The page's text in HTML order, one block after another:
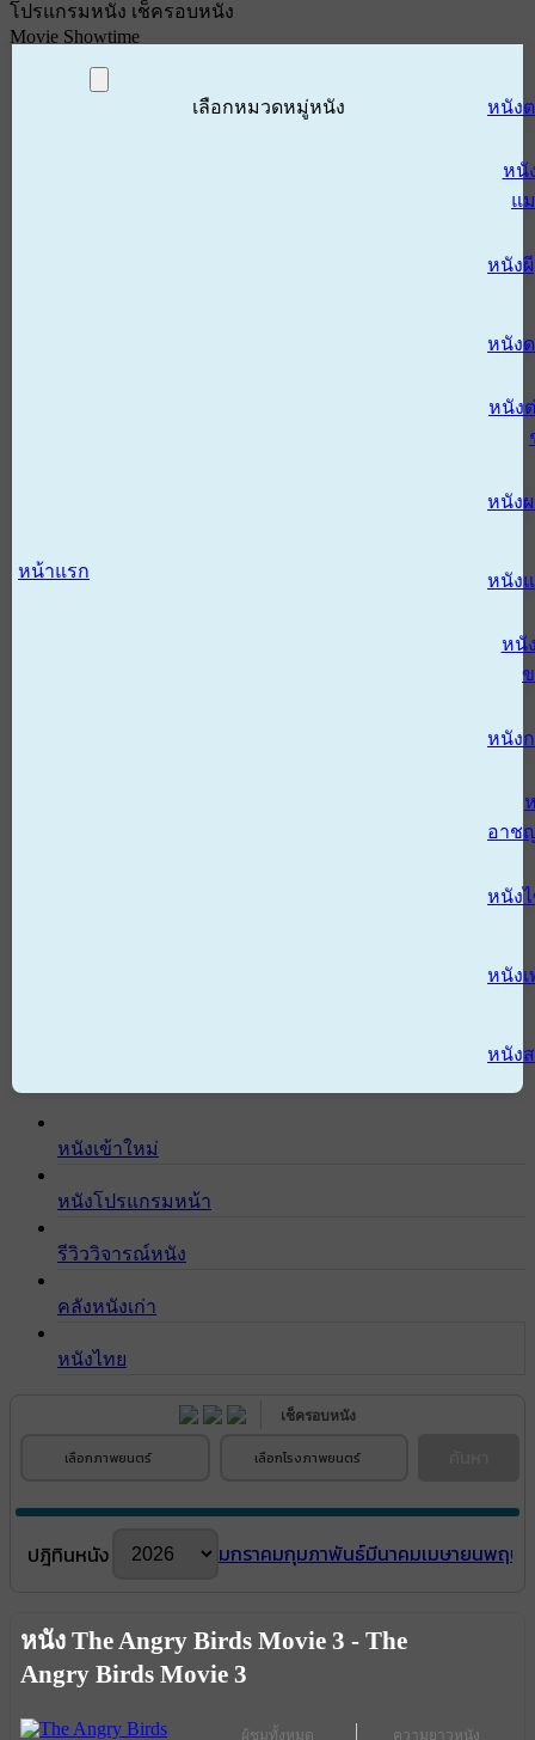
โปรแกรมหนัง เช็ครอบหนัง
Movie Showtime
หน้าแรก
เลือกหมวดหมู่หนัง หนัง
หนั
แ
หนังผี
หนัง
หนัง
หนัง
หนัง
หนั
หนัง
อาช
หนัง
หนังเ
หนัง
หนังเข้าใหม่
หนังโปรแกรมหน้า
รีวิววิจารณ์หนัง
คลังหนังเก่า
หนังไทย
เช็ครอบหนัง
เลือกภาพยนตร์ เลือกโรงภาพยนตร์
ปฎิทินหนัง มกราคมกุมภาพันธ์มีนาคมเมษายนพฤษ
ผู้ชมทั้งหมด ความยาวหนัง
หนัง The Angry Birds Movie 3 - The
Angry Birds Movie 3